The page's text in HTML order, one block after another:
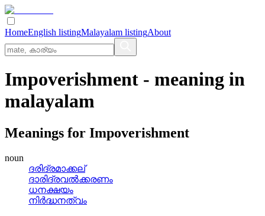
HomeEnglish listingMalayalam listingAbout
Impoverishment - meaning in
malayalam
Meanings for Impoverishment
noun
ദരിദ്രമാക്കല്
ദാരിദ്രവല്‍ക്കരണം
ധനക്ഷയം
നിര്‍ദ്ധനത്വം